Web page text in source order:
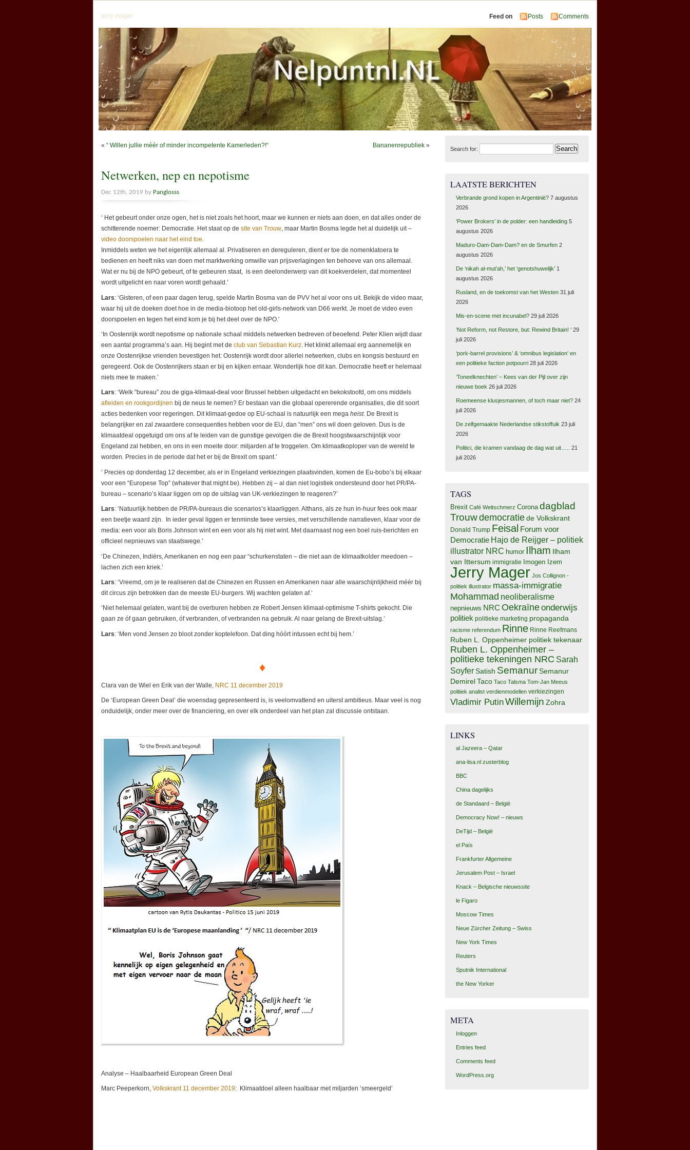
jerry mager Feed on Posts Comments
« “ Willen jullie méér of minder incompetente Kamerleden?!“ Bananenrepubliek »
Netwerken, nep en nepotisme
Dec 12th, 2019 by Panglosss
‘ Het gebeurt onder onze ogen, het is niet zoals het hoort, maar we kunnen er niets aan doen, en dat alles onder de
schitterende noemer: Democratie. Het staat op de site van Trouw, maar Martin Bosma legde het al duidelijk uit –
video doorspoelen naar het eind toe.
Inmiddels weten we het eigenlijk allemaal al. Privatiseren en dereguleren, dient er toe de nomenklatoera te
bedienen en heeft niks van doen met marktwerking omwille van prijsverlagingen ten behoeve van ons allemaal.
Wat er nu bij de NPO gebeurt, of te gebeuren staat, is een deelonderwerp van dit koekverdelen, dat momenteel
wordt uitgelicht en naar voren wordt gehaald.’
Lars: ‘Gisteren, of een paar dagen terug, spelde Martin Bosma van de PVV het al voor ons uit. Bekijk de video maar,
waar hij uit de doeken doet hoe in de media-biotoop het old-girls-network van D66 werkt. Je moet de video even
doorspoelen en tegen het eind kom je bij het deel over de NPO.‘
‘In Oostenrijk wordt nepotisme op nationale schaal middels netwerken bedreven of beoefend. Peter Klien wijdt daar
een aantal programma’s aan. Hij begint met de club van Sebastian Kurz. Het klinkt allemaal erg aannemelijk en
onze Oostenrijkse vrienden bevestigen het: Oostenrijk wordt door allerlei netwerken, clubs en kongsis bestuurd en
geregeerd. Ook de Oostenrijkers staan er bij en kijken ernaar. Wonderlijk hoe dit kan. Democratie heeft er helemaal
niets mee te maken.’
Lars: ‘Welk ”bureau” zou de giga-klimaat-deal voor Brussel hebben uitgedacht en bekokstoofd, om ons middels
afleiden en rookgordijnen bij de neus te nemen? Er bestaan van die globaal opererende organisaties, die dit soort
acties bedenken voor regeringen. Dit klimaat-gedoe op EU-schaal is natuurlijk een mega heist. De Brexit is
belangrijker en zal zwaardere consequenties hebben voor de EU, dan “men” ons wil doen geloven. Dus is de
klimaatdeal opgetuigd om ons af te leiden van de gunstige gevolgen die de Brexit hoogstwaarschijnlijk voor
Engeland zal hebben, en ons in een moeite door: miljarden af te troggelen. Om klimaatkoploper van de wereld te
worden. Precies in de periode dat het er bij de Brexit om spant.’
‘ Precies op donderdag 12 december, als er in Engeland verkiezingen plaatsvinden, komen de Eu-bobo’s bij elkaar
voor een “Europese Top” (whatever that might be). Hebben zij – al dan niet logistiek ondersteund door het PR/PA-
bureau – scenario’s klaar liggen om op de uitslag van UK-verkiezingen te reageren?’
Lars: ‘Natuurlijk hebben de PR/PA-bureaus die scenarios’s klaarliggen. Althans, als ze hun in-huur fees ook maar
een beetje waard zijn. In ieder geval liggen er tenminste twee versies, met verschillende narratieven, klaar voor de
media: een voor als Boris Johnson wint en een voor als hij niet wint. Met daarnaast nog een boel ruis-berichten en
officieel nepnieuws van staatswege.’
‘De Chinezen, Indiërs, Amerikanen en nog een paar “schurkenstaten – die niet aan de klimaatkolder meedoen –
lachen zich een kriek.’
Lars: ‘Vreemd, om je te realiseren dat de Chinezen en Russen en Amerikanen naar alle waarschijnlijkheid méér bij
dit circus zijn betrokken dan de meeste EU-burgers. Wij wachten gelaten af.’
‘Niet helemaal gelaten, want bij de overburen hebben ze Robert Jensen klimaat-optimisme T-shirts gekocht. Die
gaan ze óf gaan gebruiken, óf verbranden, of verbranden na gebruik. Al naar gelang de Brexit-uitslag.’
Lars: ‘Men vond Jensen zo bloot zonder koptelefoon. Dat ding hóórt intussen echt bij hem.’
♦
Clara van de Wiel en Erik van der Walle, NRC 11 december 2019
De ‘European Green Deal’ die woensdag gepresenteerd is, is veelomvattend en uiterst ambitieus. Maar veel is nog
onduidelijk, onder meer over de financiering, en over elk onderdeel van het plan zal discussie ontstaan.
Analyse – Haalbaarheid European Green Deal
Marc Peeperkorn, Volkskrant 11 december 2019: Klimaatdoel alleen haalbaar met miljarden ‘smeergeld’
Search for:
LAATSTE BERICHTEN
Verbrande grond kopen in Argentinië? 7 augustus
2026
‘Power Brokers’ in de polder: een handleiding 5
augustus 2026
Maduro-Dam-Dam-Dam? en de Smurfen 2
augustus 2026
De ‘nikah al-mut’ah,’ het ‘genotshuwelijk’ 1
augustus 2026
Rusland, en de toekomst van het Westen 31 juli
2026
Mis-en-scene met incunabel? 29 juli 2026
‘Not Reform, not Restore, but: Rewind Britain! ‘ 29
juli 2026
‘pork-barrel provisions’ & ‘omnibus legislation’ en
een politieke faction potpourri 28 juli 2026
‘Toneelknechten’ – Kees van der Pijl over zijn
nieuwe boek 26 juli 2026
Roemeense klusjesmannen, of toch maar niet? 24
juli 2026
De zelfgemaakte Nederlandse stikstoffuik 23 juli
2026
Politici, die kramen vandaag de dag wat uit…..
21
juli 2026
TAGS
Brexit Café Weltschmerz Corona dagblad
Trouwdemocratiede Volkskrant
Donald Trump Feisal Forum voor
Democratie Hajo de Reijger – politiek
illustrator NRC humor Ilham Ilham
van Ittersum immigratie Imogen Izem
Jerry Mager Jos Collignon -
politiek illustrator massa-immigratie
Mohammad neoliberalisme
nepnieuws NRC Oekraïneonderwijs
politiek politieke marketing propaganda
racisme referendum Rinne Rinne Reefmans
Ruben L. Oppenheimer politiek tekenaar
Ruben L. Oppenheimer –
politieke tekeningen NRC Sarah
Soyfer Satish SemanurSemanur
DemirelTaco Taco Talsma Tom-Jan Meeus
politiek analist verdienmodellen verkiezingen
Vladimir PutinWillemijn Zohra
LINKS
al Jazeera – Qatar
ana-lisa.nl zusterblog
BBC
China dagelijks
de Standaard – België
Democracy Now! – nieuws
DeTijd – België
el País
Frankfurter Allgemeine
Jerusalem Post – Israel
Knack – Belgische nieuwssite
le Figaro
Moscow Times
Neue Zürcher Zeitung – Swiss
New York Times
Reuters
Sputnik International
the New Yorker
META
Inloggen
Entries feed
Comments feed
WordPress.org